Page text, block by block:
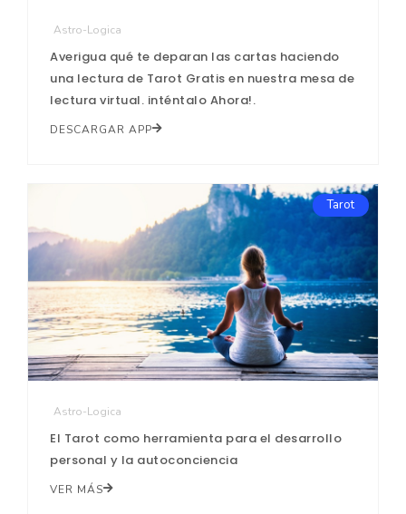
Astro-Logica
Averigua qué te deparan las cartas haciendo
una lectura de Tarot Gratis en nuestra mesa de
lectura virtual. inténtalo Ahora!.
DESCARGAR APP
Tarot
Astro-Logica
El Tarot como herramienta para el desarrollo
personal y la autoconciencia
VER MÁS